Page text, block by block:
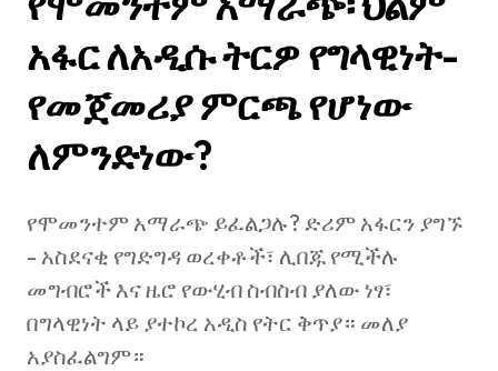
አፋር ለአዲሱ ትርዎ የግላዊነት-
የመጀመሪያ ምርጫ የሆነው
ለምንድነው?
የሞመንተም አማራጭ ይፈልጋሉ? ድሪም አፋርን ያግኙ
- አስደናቂ የግድግዳ ወረቀቶች፣ ሊበጁ የሚችሉ
መግብሮች እና ዜሮ የውሂብ ስብስብ ያለው ነፃ፣
በግላዊነት ላይ ያተኮረ አዲስ የትር ቅጥያ። መለያ
አያስፈልግም።